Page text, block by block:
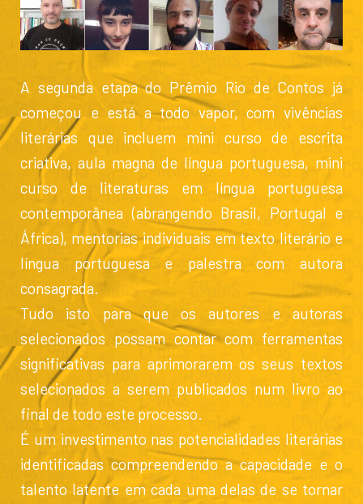
A segunda etapa do Prêmio Rio de Contos já
começou e está a todo vapor, com vivências
literárias que incluem mini curso de escrita
criativa, aula magna de língua portuguesa, mini
curso de literaturas em língua portuguesa
contemporânea (abrangendo Brasil, Portugal e
África), mentorias individuais em texto literário e
língua portuguesa e palestra com autora
consagrada.
Tudo isto para que os autores e autoras
selecionados possam contar com ferramentas
significativas para aprimorarem os seus textos
selecionados a serem publicados num livro ao
final de todo este processo.
É um investimento nas potencialidades literárias
identificadas compreendendo a capacidade e o
talento latente em cada uma delas de se tornar